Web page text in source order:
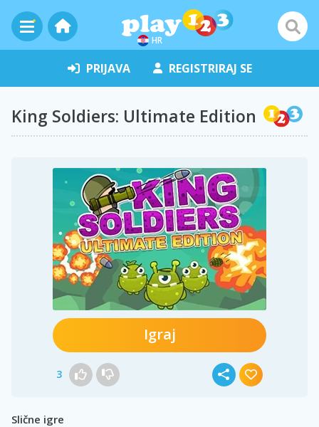
HR
PRIJAVA REGISTRIRAJ SE
King Soldiers: Ultimate Edition
Igraj
3
Slične igre